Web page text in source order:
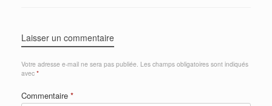
Laisser un commentaire
Votre adresse e-mail ne sera pas publiée. Les champs obligatoires sont indiqués
avec *
Commentaire *